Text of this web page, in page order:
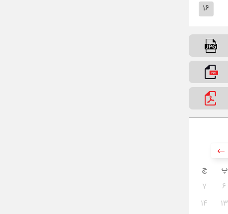
۱۶
پ ج
۶
۷
۱۳
۱۴